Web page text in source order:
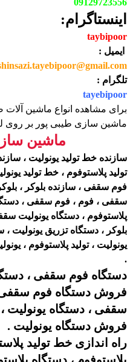
09129723556
اینستاگرام:
taybipoor
ایمیل :
تلگرام :
tayebipoor
برای مشاهده انواع ماشین آلات
ماشین سازی طیبی پور بر روی
ماشین
سازنده خط تولید یونولیت ،
تولید پلاستوفوم ، خط تولید
فوم سقفی ، سازنده بلوکر ،
سقفی ، فوم ، فوم سقفی ،
پلاستوفوم ، دستگاه یونولیت
بلوکر ، دستگاه تزریق یونولیت ،
یونولیت ، تولید پلاستوفوم ،
.
دستگاه فوم سقفی ،
فروش دستگاه فوم سقفی
سقفی ، دستگاه یونولیت
فروش دستگاه یونولیت .
راه اندازی خط تولید